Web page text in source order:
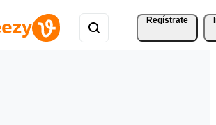
Regístrate